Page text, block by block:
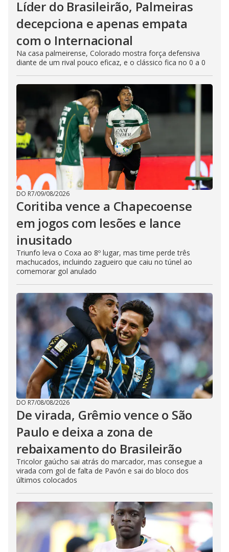
Líder do Brasileirão, Palmeiras
decepciona e apenas empata
com o Internacional
Na casa palmeirense, Colorado mostra força defensiva
diante de um rival pouco eficaz, e o clássico fica no 0 a 0
DO R7/09/08/2026
Coritiba vence a Chapecoense
em jogos com lesões e lance
inusitado
Triunfo leva o Coxa ao 8º lugar, mas time perde três
machucados, incluindo zagueiro que caiu no túnel ao
comemorar gol anulado
DO R7/08/08/2026
De virada, Grêmio vence o São
Paulo e deixa a zona de
rebaixamento do Brasileirão
Tricolor gaúcho sai atrás do marcador, mas consegue a
virada com gol de falta de Pavón e sai do bloco dos
últimos colocados